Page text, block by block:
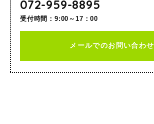
072-959-8895
受付時間：9:00～17：00
メールでのお問い合わせ